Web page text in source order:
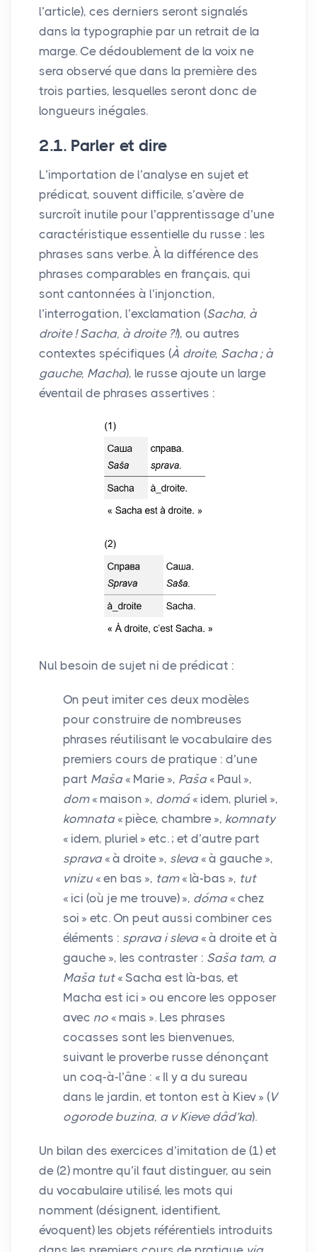
l’article), ces derniers seront signalés
dans la typographie par un retrait de la
marge. Ce dédoublement de la voix ne
sera observé que dans la première des
trois parties, lesquelles seront donc de
longueurs inégales.
2.1. Parler et dire
L’importation de l’analyse en sujet et
prédicat, souvent difficile, s’avère de
surcroît inutile pour l’apprentissage d’une
caractéristique essentielle du russe : les
phrases sans verbe. À la différence des
phrases comparables en français, qui
sont cantonnées à l’injonction,
l’interrogation, l’exclamation (Sacha, à
droite ! Sacha, à droite ?!), ou autres
contextes spécifiques (À droite, Sacha ; à
gauche, Macha), le russe ajoute un large
éventail de phrases assertives :
Nul besoin de sujet ni de prédicat :
On peut imiter ces deux modèles
pour construire de nombreuses
phrases réutilisant le vocabulaire des
premiers cours de pratique : d’une
part Maša « Marie », Paša « Paul »,
dom« maison », domá« idem, pluriel »,
komnata « pièce, chambre », komnaty
« idem, pluriel » etc. ; et d’autre part
sprava « à droite », sleva « à gauche »,
vnizu« en bas », tam« là-bas », tut
« ici (où je me trouve) », dóma « chez
soi » etc. On peut aussi combiner ces
éléments : sprava i sleva « à droite et à
gauche », les contraster : Saša tam, a
Maša tut« Sacha est là-bas, et
Macha est ici » ou encore les opposer
avec no « mais ». Les phrases
cocasses sont les bienvenues,
suivant le proverbe russe dénonçant
un coq-à-l’âne : « Il y a du sureau
dans le jardin, et tonton est à Kiev » (V
ogorode buzina, a v Kieve dâd’ka).
Un bilan des exercices d’imitation de (1) et
de (2) montre qu’il faut distinguer, au sein
du vocabulaire utilisé, les mots qui
nomment (désignent, identifient,
évoquent) les objets référentiels introduits